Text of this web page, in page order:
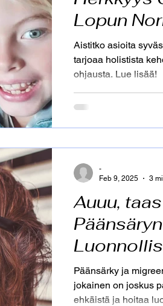
Aromakasvohoito
Koirat Allergiat
Lopun
Aistitko asioita
tarjoaa holistista
ohjausta. Lue lisää!
Auuu,
Avuksi
Päänsärky ja
jokainen on joskus
ehkäistä ja hoitaa
-
Feb 9, 2025
3